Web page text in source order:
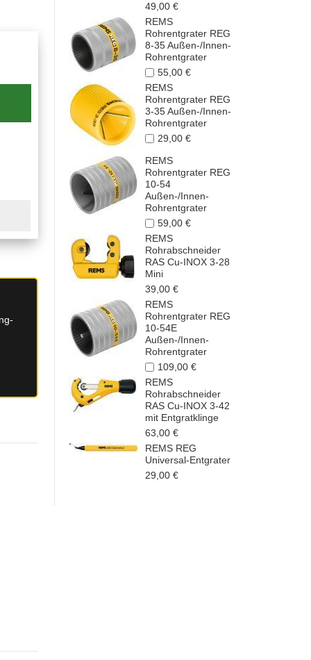
49,00 €
REMS
Rohrentgrater REG
8-35 Außen-/Innen-
Rohrentgrater
55,00 €
REMS
Rohrentgrater REG
3-35 Außen-/Innen-
Rohrentgrater
29,00 €
REMS
Rohrentgrater REG
10-54
Außen-/Innen-
Rohrentgrater
59,00 €
REMS
Rohrabschneider
RAS Cu-INOX 3-28
Mini
39,00 €
REMS
Rohrentgrater REG
10-54E
Außen-/Innen-
Rohrentgrater
109,00 €
REMS
Rohrabschneider
RAS Cu-INOX 3-42
mit Entgratklinge
63,00 €
REMS REG
Universal-Entgrater
29,00 €